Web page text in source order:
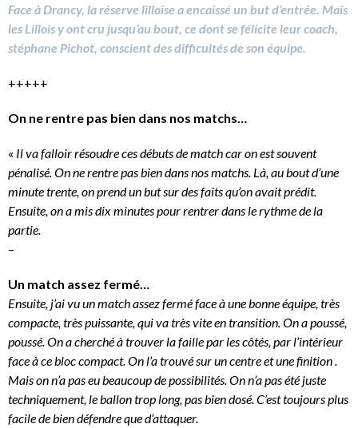
Face à Drancy, la réserve lilloise a encaissé un but d’entrée. Mais
les Lillois y ont cru jusqu’au bout, ce dont se félicite leur coach,
stéphane Pichot, conscient des difficultés de son équipe.
+++++
On ne rentre pas bien dans nos matchs…
« Il va falloir résoudre ces débuts de match car on est souvent
pénalisé. On ne rentre pas bien dans nos matchs. Là, au bout d’une
minute trente, on prend un but sur des faits qu’on avait prédit.
Ensuite, on a mis dix minutes pour rentrer dans le rythme de la
partie.
–
Un match assez fermé…
Ensuite, j’ai vu un match assez fermé face à une bonne équipe, très
compacte, très puissante, qui va très vite en transition. On a poussé,
poussé. On a cherché à trouver la faille par les côtés, par l’intérieur
face à ce bloc compact. On l’a trouvé sur un centre et une finition .
Mais on n’a pas eu beaucoup de possibilités. On n’a pas été juste
techniquement, le ballon trop long, pas bien dosé. C’est toujours plus
facile de bien défendre que d’attaquer.